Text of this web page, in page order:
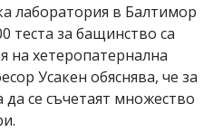
лаборатория в Балтимор
теста за бащинство са
на хетеропатернална
Усакен обяснява, че за
да се съчетаят множество